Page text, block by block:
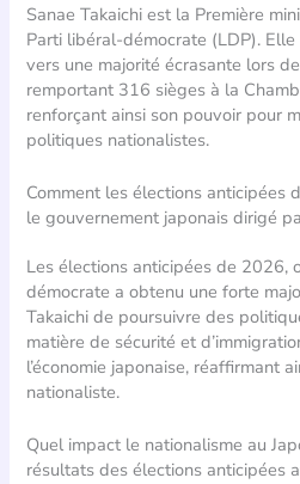
Sanae Takaichi est la Première
Parti libéral-démocrate (LDP).
vers une majorité écrasante lors
remportant 316 sièges à la
renforçant ainsi son pouvoir pour
politiques nationalistes.
Comment les élections
le gouvernement japonais dirigé
Les élections anticipées de 2026,
démocrate a obtenu une forte
Takaichi de poursuivre des
matière de sécurité et
l’économie japonaise, réaffirmant
nationaliste.
Quel impact le nationalisme au
résultats des élections anticipées